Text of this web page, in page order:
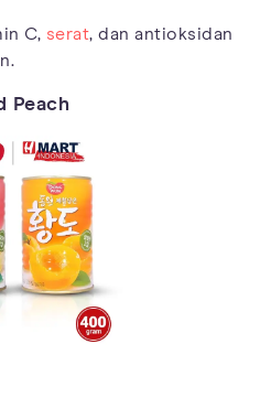
C, serat, dan antioksidan
Peach